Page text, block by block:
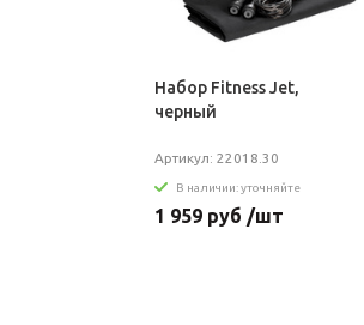
Набор Fitness Jet,
черный
Артикул: 22018.30
В наличии: уточняйте
1 959 руб /шт